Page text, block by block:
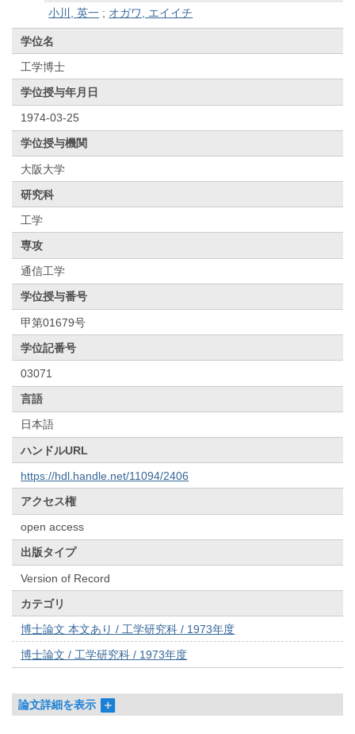
小川, 英一 ; オガワ, エイイチ
学位名
工学博士
学位授与年月日
1974-03-25
学位授与機関
大阪大学
研究科
工学
専攻
通信工学
学位授与番号
甲第01679号
学位記番号
03071
言語
日本語
ハンドルURL
https://hdl.handle.net/11094/2406
アクセス権
open access
出版タイプ
Version of Record
カテゴリ
博士論文 本文あり / 工学研究科 / 1973年度
博士論文 / 工学研究科 / 1973年度
論文詳細を表示